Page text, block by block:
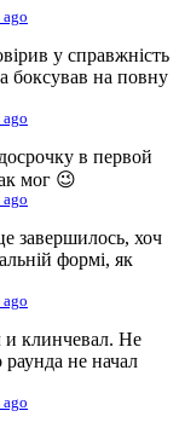
ago
у справжність
боксував на повну
ago
в первой
мог 😉
ago
завершилось, хоч
формі, як
ago
и клинчевал. Не
не начал
ago